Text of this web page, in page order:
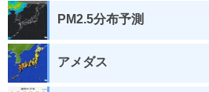
PM2.5分布予測
アメダス